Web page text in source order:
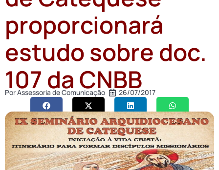
proporcionará
estudo sobre doc.
107 da CNBB
PorAssessoria de Comunicação 26/07/2017